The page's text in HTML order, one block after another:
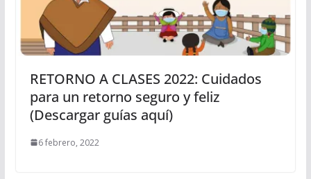
RETORNO A CLASES 2022: Cuidados
para un retorno seguro y feliz
(Descargar guías aquí)
6 febrero, 2022